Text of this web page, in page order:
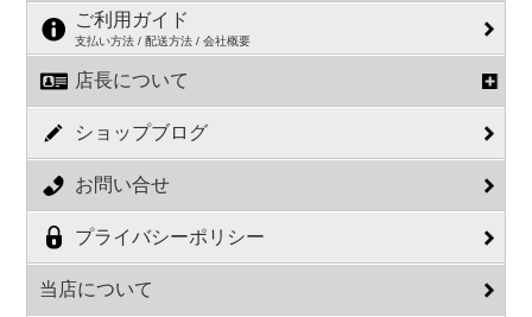
ご利用ガイド
支払い方法 / 配送方法 / 会社概要
店長について
ショップブログ
お問い合せ
プライバシーポリシー
当店について